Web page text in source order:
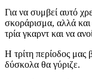
Για να συμβεί αυτό
σκοράρισμα, αλλά
τρία γκαρντ και να
Η τρίτη περίοδος μας
δύσκολα θα γύριζε.